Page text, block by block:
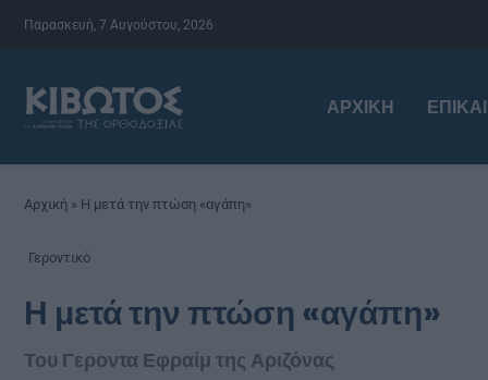
Παρασκευή, 7 Αυγούστου, 2026
ΑΡΧΙΚΉ
Αρχική » Η μετά την πτώση «αγάπη»
Γεροντικό
Η μετά την πτώση «αγάπη»
Του Γεροντα Εφραίμ της Αριζόνας